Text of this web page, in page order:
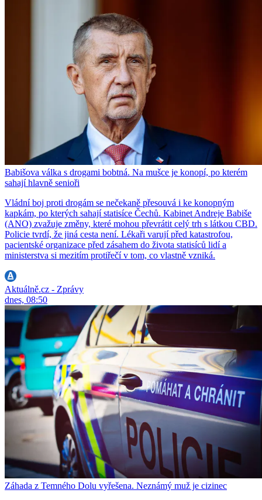
Babišova válka s drogami bobtná. Na mušce je konopí, po kterém
sahají hlavně senioři
Vládní boj proti drogám se nečekaně přesouvá i ke konopným
kapkám, po kterých sahají statisíce Čechů. Kabinet Andreje Babiše
(ANO) zvažuje změny, které mohou převrátit celý trh s látkou CBD.
Policie tvrdí, že jiná cesta není. Lékaři varují před katastrofou,
pacientské organizace před zásahem do života statisíců lidí a
ministerstva si mezitím protiřečí v tom, co vlastně vzniká.
Aktuálně.cz - Zprávy
dnes, 08:50
Záhada z Temného Dolu vyřešena. Neznámý muž je cizinec